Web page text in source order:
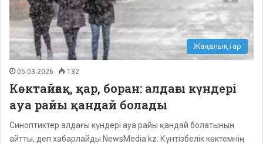
Жаңалықтар
05.03.2026 132
Көктайғақ, қар, боран: алдағы күндері
ауа райы қандай болады
Синоптиктер алдағы күндері ауа райы қандай болатынын
айтты, деп хабарлайды NewsMedia.kz. Күнтізбелік көктемнің